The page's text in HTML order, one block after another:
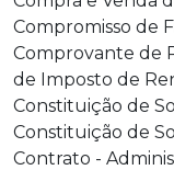
Compromisso de
Comprovante de
de Imposto de
Constituição de
Constituição de
Contrato -